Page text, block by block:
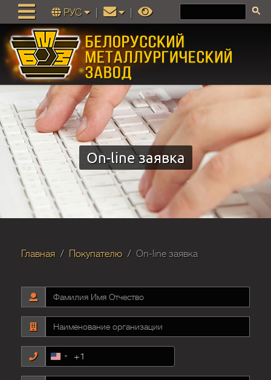
РУС
On-line заявка
Главная Покупателю On-line заявка
United
+1